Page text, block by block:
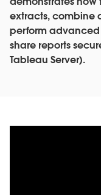
extracts, combine
perform
share reports
Tableau Server).